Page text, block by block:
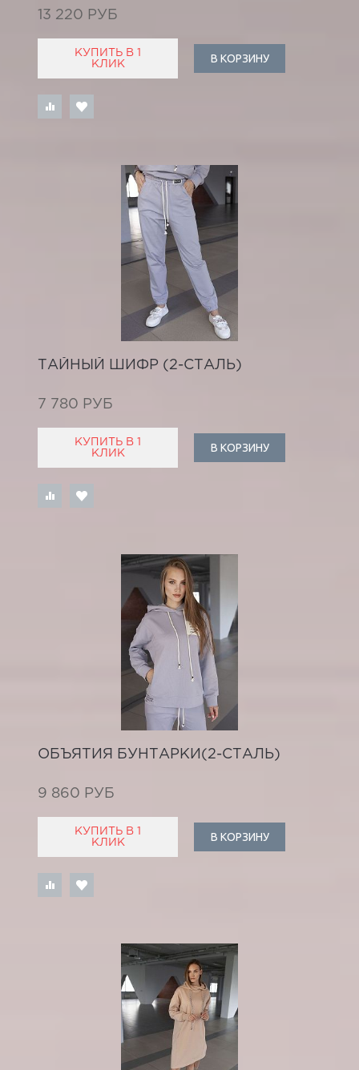
13 220 РУБ
КУПИТЬ В 1
КЛИК
В КОРЗИНУ
ТАЙНЫЙ ШИФР (2-СТАЛЬ)
7 780 РУБ
КУПИТЬ В 1
КЛИК
В КОРЗИНУ
ОБЪЯТИЯ БУНТАРКИ(2-СТАЛЬ)
9 860 РУБ
КУПИТЬ В 1
КЛИК
В КОРЗИНУ